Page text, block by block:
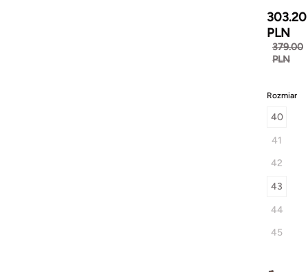
303.20
PLN
379.00
PLN
Rozmiar
40
41
42
43
44
45